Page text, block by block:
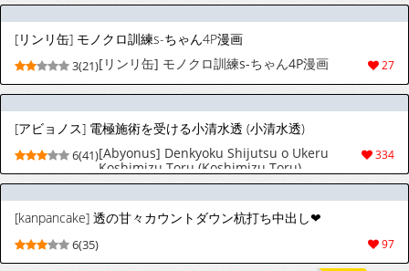
[リンリ缶] モノクロ訓練s-ちゃん4P漫画
27
3(21)[リンリ缶] モノクロ訓練s-ちゃん4P漫画
[アビョノス] 電極施術を受ける小清水透 (小清水透)
334
6(41)[Abyonus] Denkyoku Shijutsu o Ukeru
Koshimizu Toru (Koshimizu Toru)
[kanpancake] 透の甘々カウントダウン杭打ち中出し❤
97
6(35)